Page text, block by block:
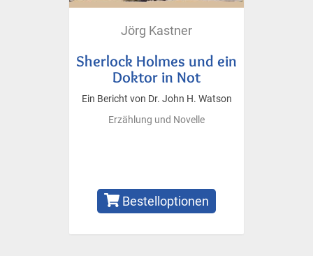
Jörg Kastner
Sherlock Holmes und ein
Doktor in Not
Ein Bericht von Dr. John H. Watson
Erzählung und Novelle
Bestelloptionen